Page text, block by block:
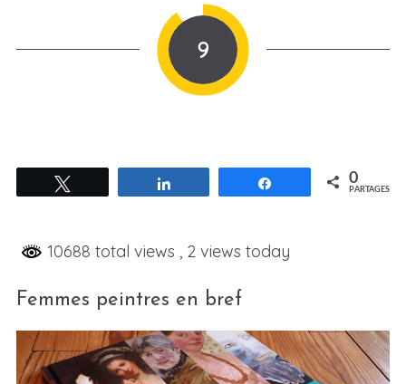
9
Partagez 0
PARTAGES
10688 total views , 2 views today
Femmes peintres en bref